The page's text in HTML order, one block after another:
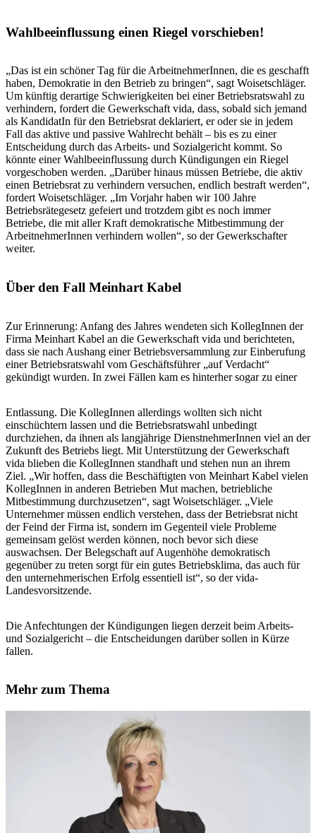
Wahlbeeinflussung einen Riegel vorschieben!
„Das ist ein schöner Tag für die ArbeitnehmerInnen, die es geschafft
haben, Demokratie in den Betrieb zu bringen“, sagt Woisetschläger.
Um künftig derartige Schwierigkeiten bei einer Betriebsratswahl zu
verhindern, fordert die Gewerkschaft vida, dass, sobald sich jemand
als KandidatIn für den Betriebsrat deklariert, er oder sie in jedem
Fall das aktive und passive Wahlrecht behält – bis es zu einer
Entscheidung durch das Arbeits- und Sozialgericht kommt. So
könnte einer Wahlbeeinflussung durch Kündigungen ein Riegel
vorgeschoben werden. „Darüber hinaus müssen Betriebe, die aktiv
einen Betriebsrat zu verhindern versuchen, endlich bestraft werden“,
fordert Woisetschläger. „Im Vorjahr haben wir 100 Jahre
Betriebsrätegesetz gefeiert und trotzdem gibt es noch immer
Betriebe, die mit aller Kraft demokratische Mitbestimmung der
ArbeitnehmerInnen verhindern wollen“, so der Gewerkschafter
weiter.
Über den Fall Meinhart Kabel
Zur Erinnerung: Anfang des Jahres wendeten sich KollegInnen der
Firma Meinhart Kabel an die Gewerkschaft vida und berichteten,
dass sie nach Aushang einer Betriebsversammlung zur Einberufung
einer Betriebsratswahl vom Geschäftsführer „auf Verdacht“
gekündigt wurden. In zwei Fällen kam es hinterher sogar zu einer
Entlassung. Die KollegInnen allerdings wollten sich nicht
einschüchtern lassen und die Betriebsratswahl unbedingt
durchziehen, da ihnen als langjährige DienstnehmerInnen viel an der
Zukunft des Betriebs liegt. Mit Unterstützung der Gewerkschaft
vida blieben die KollegInnen standhaft und stehen nun an ihrem
Ziel. „Wir hoffen, dass die Beschäftigten von Meinhart Kabel vielen
KollegInnen in anderen Betrieben Mut machen, betriebliche
Mitbestimmung durchzusetzen“, sagt Woisetschläger. „Viele
Unternehmer müssen endlich verstehen, dass der Betriebsrat nicht
der Feind der Firma ist, sondern im Gegenteil viele Probleme
gemeinsam gelöst werden können, noch bevor sich diese
auswachsen. Der Belegschaft auf Augenhöhe demokratisch
gegenüber zu treten sorgt für ein gutes Betriebsklima, das auch für
den unternehmerischen Erfolg essentiell ist“, so der vida-
Landesvorsitzende.
Die Anfechtungen der Kündigungen liegen derzeit beim Arbeits-
und Sozialgericht – die Entscheidungen darüber sollen in Kürze
fallen.
Mehr zum Thema